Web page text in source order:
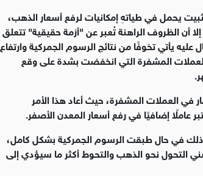
يحمل في طياتهِ إمكانيات لرفع أسعار الذهب،
أن الظروف الراهنة تُعبر عن "أزمة حقيقية" تتعلق
عليه يأتي تخوفًا من نتائج الرسوم الجمركية وارتفاع
المشفرة التي انخفضت بشدة على وقع
.
في العملات المشفرة، حيث أعاد هذا الأمر
عاملًا إضافيًا في رفع أسعار المعدن الأصفر.
إلى 3000 دولار وقد تتخطى ذلك في حال طبقت الرسوم الجمركية بشكل كامل،
المتحدة 1.2% من نموها ما يعني التحول نحو الذهب والتحوط أكثر ما سيؤدي إلى